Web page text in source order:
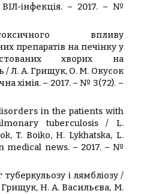
ВІЛ-інфекція. – 2017. – №
впливу
препаратів на печінку у
хворих на
/ Л. А. Грищук, О. М. Окусок
хімія. – 2017. – № 3(72). –
in the patients with
tuberculosis / L.
T. Boiko, H. Lykhatska, L.
medical news. – 2017. – №
і лямбліозу /
Н. А. Васильєва, М.